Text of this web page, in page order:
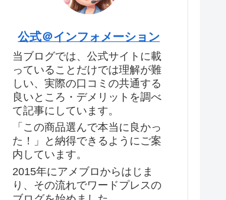
公式＠インフォメーション
当ブログでは、公式サイトに載
っていることだけでは理解が難
しい、実際の口コミの共通する
良いところ・デメリットを調べ
て記事にしています。
「この商品選んで本当に良かっ
た！」と納得できるようにご案
内しています。
2015年にアメブロからはじま
り、その流れでワードプレスの